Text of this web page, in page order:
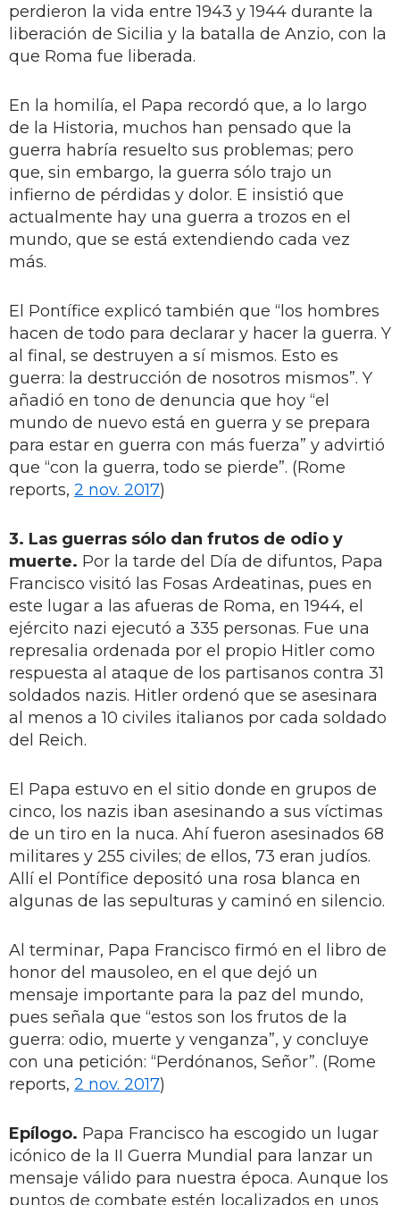
perdieron la vida entre 1943 y 1944 durante la
liberación de Sicilia y la batalla de Anzio, con la
que Roma fue liberada.
En la homilía, el Papa recordó que, a lo largo
de la Historia, muchos han pensado que la
guerra habría resuelto sus problemas; pero
que, sin embargo, la guerra sólo trajo un
infierno de pérdidas y dolor. E insistió que
actualmente hay una guerra a trozos en el
mundo, que se está extendiendo cada vez
más.
El Pontífice explicó también que “los hombres
hacen de todo para declarar y hacer la guerra. Y
al final, se destruyen a sí mismos. Esto es
guerra: la destrucción de nosotros mismos”. Y
añadió en tono de denuncia que hoy “el
mundo de nuevo está en guerra y se prepara
para estar en guerra con más fuerza” y advirtió
que “con la guerra, todo se pierde”. (Rome
reports, 2 nov. 2017)
3. Las guerras sólo dan frutos de odio y
muerte. Por la tarde del Día de difuntos, Papa
Francisco visitó las Fosas Ardeatinas, pues en
este lugar a las afueras de Roma, en 1944, el
ejército nazi ejecutó a 335 personas. Fue una
represalia ordenada por el propio Hitler como
respuesta al ataque de los partisanos contra 31
soldados nazis. Hitler ordenó que se asesinara
al menos a 10 civiles italianos por cada soldado
del Reich.
El Papa estuvo en el sitio donde en grupos de
cinco, los nazis iban asesinando a sus víctimas
de un tiro en la nuca. Ahí fueron asesinados 68
militares y 255 civiles; de ellos, 73 eran judíos.
Allí el Pontífice depositó una rosa blanca en
algunas de las sepulturas y caminó en silencio.
Al terminar, Papa Francisco firmó en el libro de
honor del mausoleo, en el que dejó un
mensaje importante para la paz del mundo,
pues señala que “estos son los frutos de la
guerra: odio, muerte y venganza”, y concluye
con una petición: “Perdónanos, Señor”. (Rome
reports, 2 nov. 2017)
Epílogo. Papa Francisco ha escogido un lugar
icónico de la II Guerra Mundial para lanzar un
mensaje válido para nuestra época. Aunque los
puntos de combate estén localizados en unos